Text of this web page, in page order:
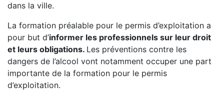
dans la ville.
La formation préalable pour le permis d’exploitation a
pour but d’informer les professionnels sur leur droit
et leurs obligations. Les préventions contre les
dangers de l’alcool vont notamment occuper une part
importante de la formation pour le permis
d’exploitation.